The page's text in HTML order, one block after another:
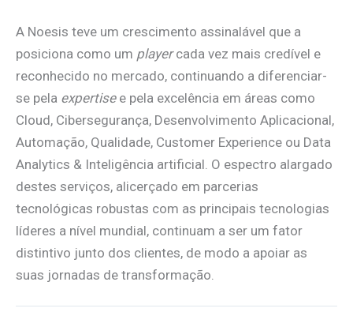
A Noesis teve um crescimento assinalável que a
posiciona como um playercada vez mais credível e
reconhecido no mercado, continuando a diferenciar-
se pela expertisee pela excelência em áreas como
Cloud, Cibersegurança, Desenvolvimento Aplicacional,
Automação, Qualidade, Customer Experience ou Data
Analytics & Inteligência artificial. O espectro alargado
destes serviços, alicerçado em parcerias
tecnológicas robustas com as principais tecnologias
líderes a nível mundial, continuam a ser um fator
distintivo junto dos clientes, de modo a apoiar as
suas jornadas de transformação.